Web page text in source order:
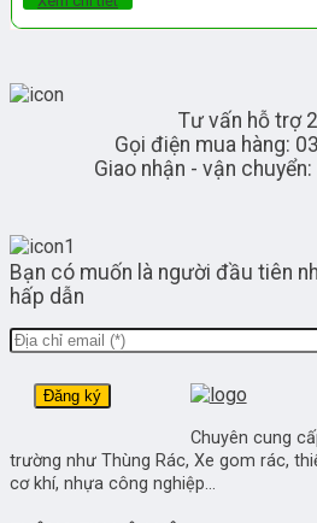
Tư vấn hỗ trợ
Gọi điện mua hàng:
Giao nhận - vận
Bạn có muốn là người đầu tiên
hấp dẫn
Chuyên cung
trường như Thùng Rác, Xe gom rác,
cơ khí, nhựa công nghiệp...